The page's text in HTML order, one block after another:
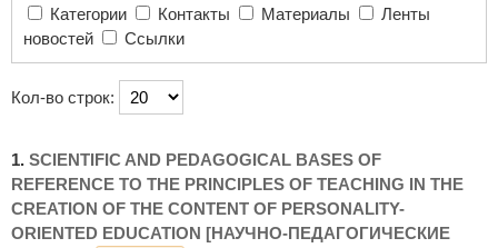
Категории
Контакты Материалы
новостей
Ссылки
Кол-во строк:
1. SCIENTIFIC AND PEDAGOGICAL BASES OF
REFERENCE TO THE PRINCIPLES OF TEACHING IN THE
CREATION OF THE CONTENT OF PERSONALITY-
ORIENTED EDUCATION [НАУЧНО-ПЕДАГОГИЧЕСКИЕ